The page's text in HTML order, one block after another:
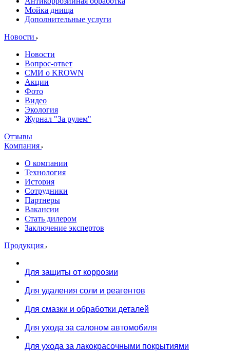
Мойка днища
Дополнительные услуги
Новости
Новости
Вопрос-ответ
СМИ о KROWN
Акции
Фото
Видео
Экология
Журнал "За рулем"
Отзывы
Компания
О компании
Технология
История
Сотрудники
Партнеры
Вакансии
Стать дилером
Заключение экспертов
Продукция
Для защиты от коррозии
Для удаления соли и реагентов
Для смазки и обработки деталей
Для ухода за салоном автомобиля
Для ухода за лакокрасочными покрытиями